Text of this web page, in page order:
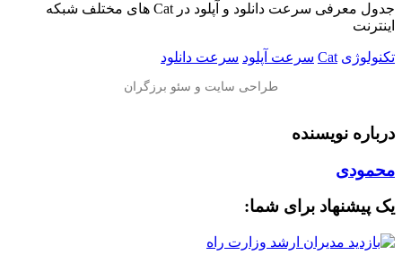
جدول معرفی سرعت دانلود و آپلود در Cat های مختلف شبکه
اینترنت
تکنولوژی Cat سرعت آپلود سرعت دانلود
درباره نویسنده
محمودی
یک پیشنهاد برای شما: